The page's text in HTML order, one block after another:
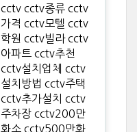
cctv cctv종류 cctv
가격 cctv모텔 cctv
학원 cctv빌라 cctv
아파트 cctv추천
cctv설치업체 cctv
설치방법 cctv주택
cctv추가설치 cctv
주차장 cctv200만
화소 cctv500만화